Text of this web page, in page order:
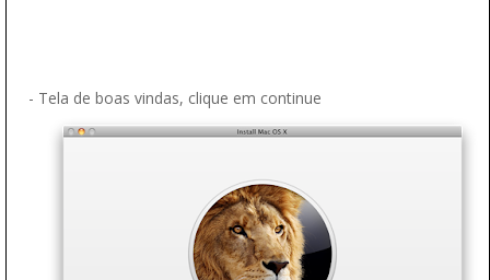
- Tela de boas vindas, clique em continue